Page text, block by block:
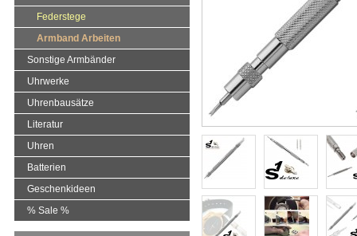
Federstege
Armband Arbeiten
Sonstige Armbänder
Uhrwerke
Uhrenbausätze
Literatur
Uhren
Batterien
Geschenkideen
% Sale %